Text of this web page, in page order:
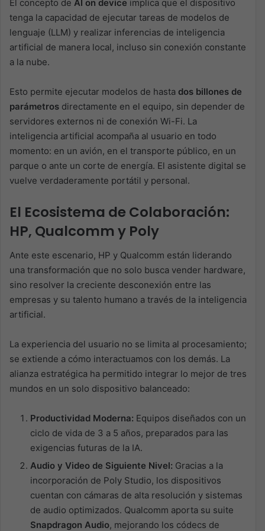
El concepto de AI on device implica que el dispositivo
tenga la capacidad de ejecutar tareas de modelos de
lenguaje (LLM) y realizar inferencias de inteligencia
artificial de manera local, incluso sin conexión constante
a la nube.
Esto permite ejecutar modelos de hasta dos billones de
parámetros directamente en el equipo, sin depender de
servidores externos ni de conexión Wi-Fi. La
inteligencia artificial acompaña al usuario en todo
momento: en un avión, en el transporte público, en un
parque o ante un corte de energía. El asistente digital se
vuelve verdaderamente portátil y personal.
El Ecosistema de Colaboración:
HP, Qualcomm y Poly
Ante este escenario, HP y Qualcomm están liderando
una transformación que no solo busca vender hardware,
sino resolver la creciente desconexión entre las
empresas y su talento humano a través de la inteligencia
artificial.
La experiencia del usuario no se limita al procesamiento;
se extiende a cómo interactuamos con los demás. La
alianza estratégica ha permitido integrar lo mejor de tres
mundos en un solo dispositivo balanceado:
Productividad Moderna: Equipos diseñados con un
ciclo de vida de 3 a 5 años, preparados para las
exigencias futuras de la IA.
Audio y Video de Siguiente Nivel: Gracias a la
incorporación de Poly Studio, los dispositivos
cuentan con cámaras de alta resolución y sistemas
de audio optimizados. Qualcomm aporta su suite
Snapdragon Audio, mejorando los códecs de